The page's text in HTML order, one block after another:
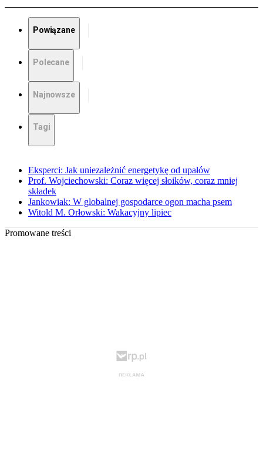
Powiązane
Polecane
Najnowsze
Tagi
Eksperci: Jak uniezależnić energetykę od upałów
Prof. Wojciechowski: Coraz więcej słoików, coraz mniej
składek
Jankowiak: W globalnej gospodarce ogon macha psem
Witold M. Orłowski: Wakacyjny lipiec
Promowane treści